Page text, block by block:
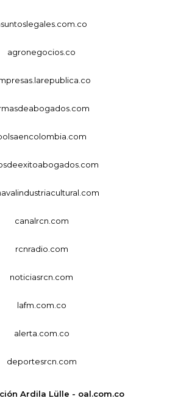
agronegocios.co
canalrcn.com
rcnradio.com
noticiasrcn.com
lafm.com.co
alerta.com.co
deportesrcn.com
Ardila Lülle - oal.com.co